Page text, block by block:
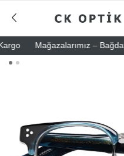
Mağazalarımız – Bağdat